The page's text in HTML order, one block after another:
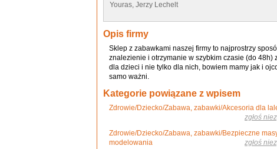
Youras, Jerzy Lechelt
Opis firmy
Sklep z zabawkami naszej firmy to najprostrzy
znalezienie i otrzymanie w szybkim czasie (do 48h)
dla dzieci i nie tylko dla nich, bowiem mamy jak i
samo ważni.
Kategorie powiązane z wpisem
Zdrowie/Dziecko/Zabawa, zabawki/Akcesoria dla
zgłoś
Zdrowie/Dziecko/Zabawa, zabawki/Bezpieczne
modelowania
zgłoś